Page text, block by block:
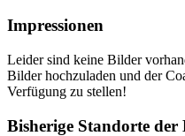
Impressionen
Leider sind keine Bilder
Bilder hochzuladen und der
Verfügung zu stellen!
Bisherige Standorte der